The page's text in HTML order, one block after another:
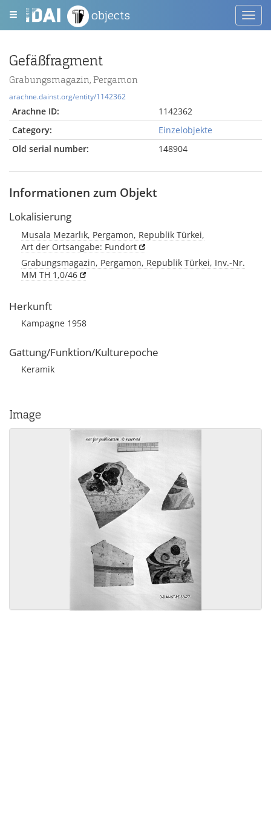
objects
Gefäßfragment
Grabungsmagazin, Pergamon
arachne.dainst.org/entity/1142362
Arachne ID:
1142362
Category:
Einzelobjekte
Old serial number:
148904
Informationen zum Objekt
Lokalisierung
Musala Mezarlık, Pergamon, Republik Türkei,
Art der Ortsangabe: Fundort
Grabungsmagazin, Pergamon, Republik Türkei, Inv.-Nr.
MM TH 1,0/46
Herkunft
Kampagne 1958
Gattung/Funktion/Kulturepoche
Keramik
Image